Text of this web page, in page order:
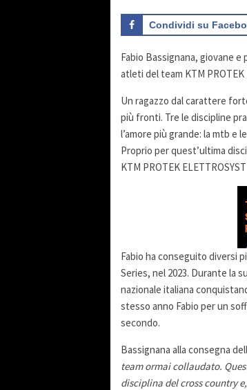
Condividi su
Fabio Bassignana, giovane
atleti del team KTM PROTEK
Un ragazzo dal carattere
più fronti. Tre le discipline
l’amore più grande: la mtb e
Proprio per quest’ultima
KTM PROTEK
Fabio ha conseguito diversi
Series, nel 2023. Durante la
nazionale italiana
stesso anno Fabio per un
secondo.
Bassignana alla consegna
team ormai collaudato.
disciplina del cross country